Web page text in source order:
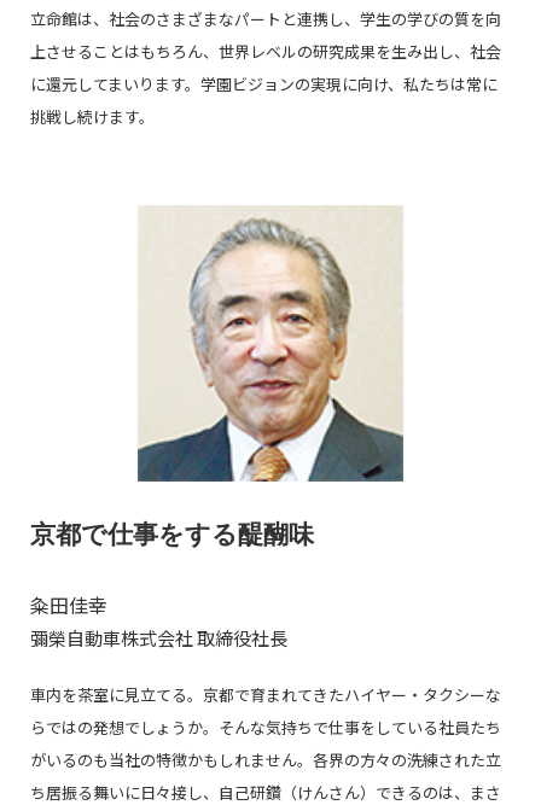
立命館は、社会のさまざまなパートと連携し、学生の学びの質を向
上させることはもちろん、世界レベルの研究成果を生み出し、社会
に還元してまいります。学園ビジョンの実現に向け、私たちは常に
挑戦し続けます。
京都で仕事をする醍醐味
粂田佳幸
彌榮自動車株式会社 取締役社長
車内を茶室に見立てる。京都で育まれてきたハイヤー・タクシーな
らではの発想でしょうか。そんな気持ちで仕事をしている社員たち
がいるのも当社の特徴かもしれません。各界の方々の洗練された立
ち居振る舞いに日々接し、自己研鑽（けんさん）できるのは、まさ